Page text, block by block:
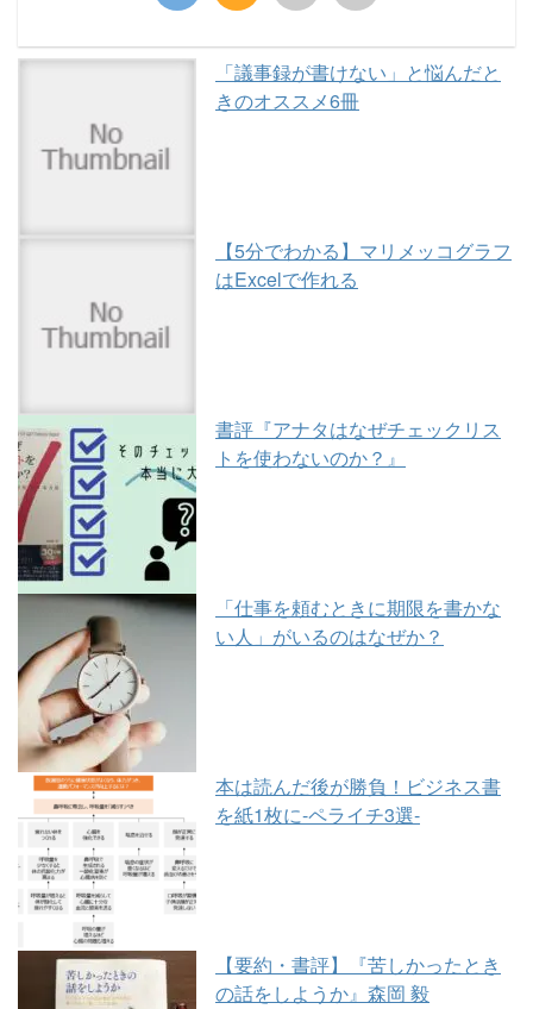
「議事録が書けない」と悩んだと
きのオススメ6冊
【5分でわかる】マリメッコグラフ
はExcelで作れる
書評『アナタはなぜチェックリス
トを使わないのか？』
「仕事を頼むときに期限を書かな
い人」がいるのはなぜか？
本は読んだ後が勝負！ビジネス書
を紙1枚に-ペライチ3選-
【要約・書評】『苦しかったとき
の話をしようか』森岡 毅